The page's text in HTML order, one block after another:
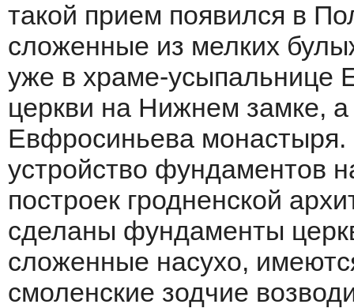
такой прием появился в
сложенные из мелких
уже в храме-усыпальнице
церкви на Нижнем замке,
Евфросиньева
устройство фундаментов
построек гродненской
сделаны фундаменты
сложенные насухо,
смоленские зодчие